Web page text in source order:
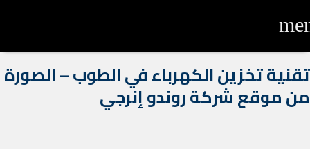
تقنية تخزين الكهرباء في الطوب – الصورة
من موقع شركة روندو إنرجي